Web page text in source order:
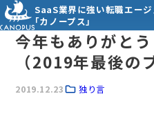
SaaS業界に強い転職エージ
「カノープス」
今年もありがと
（2019年最後の
2019.12.23 独り言